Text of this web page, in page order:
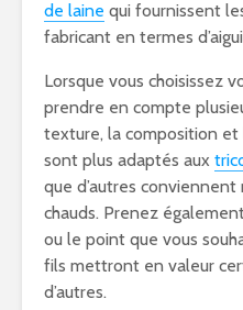
de laine qui fournissent
fabricant en termes
Lorsque vous choisissez
prendre en compte
texture, la composition et
sont plus adaptés aux
que d’autres
chauds. Prenez
ou le point que vous
fils mettront en valeur
d’autres.